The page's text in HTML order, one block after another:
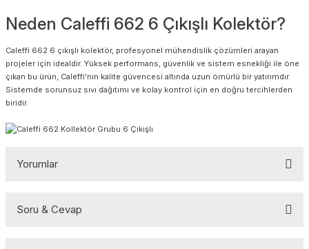
Neden Caleffi 662 6 Çıkışlı Kolektör?
Caleffi 662 6 çıkışlı kolektör, profesyonel mühendislik çözümleri arayan
projeler için idealdir. Yüksek performans, güvenlik ve sistem esnekliği ile öne
çıkan bu ürün, Caleffi’nin kalite güvencesi altında uzun ömürlü bir yatırımdır.
Sistemde sorunsuz sıvı dağıtımı ve kolay kontrol için en doğru tercihlerden
biridir.
Yorumlar
Soru & Cevap